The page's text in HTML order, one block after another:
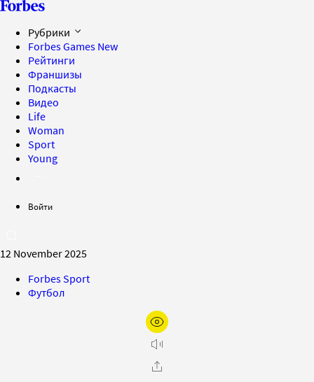
Рубрики
Forbes Games New
Рейтинги
Франшизы
Подкасты
Видео
Life
Woman
Sport
Young
Войти
12 November 2025
Forbes Sport
Футбол